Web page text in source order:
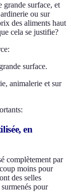
grande surface, et
ou sur
des aliments haut
cela se justifie?
surface.
animalerie et sur
en
complètement par
moins pour
des selles
pour